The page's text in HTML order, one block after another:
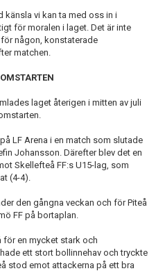
känsla vi kan ta med oss in i
för moralen i laget. Det är inte
någon, konstaterade
matchen.
laget återigen i mitten av juli
LF Arena i en match som slutade
Johansson. Därefter blev det en
Skellefteå FF:s U15-lag, som
(4-4).
den gångna veckan och för Piteå
FF på bortaplan.
för en mycket stark och
ett stort bollinnehav och tryckte
stod emot attackerna på ett bra